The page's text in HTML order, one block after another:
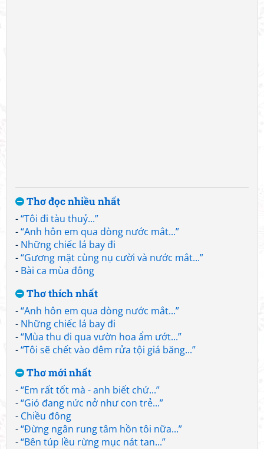
Thơ đọc nhiều nhất
-“Tôi đi tàu thuỷ...”
-“Anh hôn em qua dòng nước mắt...”
- Những chiếc lá bay đi
-“Gương mặt cùng nụ cười và nước mắt...”
- Bài ca mùa đông
Thơ thích nhất
-“Anh hôn em qua dòng nước mắt...”
- Những chiếc lá bay đi
-“Mùa thu đi qua vườn hoa ẩm ướt...”
-“Tôi sẽ chết vào đêm rửa tội giá băng...”
Thơ mới nhất
-“Em rất tốt mà - anh biết chứ...”
-“Gió đang nức nở như con trẻ...”
- Chiều đông
-“Đừng ngân rung tâm hồn tôi nữa...”
-“Bên túp lều rừng mục nát tan...”